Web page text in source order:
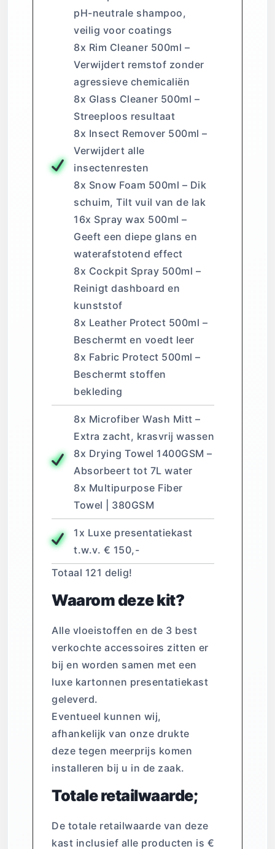
pH-neutrale shampoo,
veilig voor coatings
8x Rim Cleaner 500ml –
Verwijdert remstof zonder
agressieve chemicaliën
8x Glass Cleaner 500ml –
Streeploos resultaat
8x Insect Remover 500ml –
Verwijdert alle
insectenresten
8x Snow Foam 500ml – Dik
schuim, Tilt vuil van de lak
16x Spray wax 500ml –
Geeft een diepe glans en
waterafstotend effect
8x Cockpit Spray 500ml –
Reinigt dashboard en
kunststof
8x Leather Protect 500ml –
Beschermt en voedt leer
8x Fabric Protect 500ml –
Beschermt stoffen
bekleding
8x Microfiber Wash Mitt –
Extra zacht, krasvrij wassen
8x Drying Towel 1400GSM –
Absorbeert tot 7L water
8x Multipurpose Fiber
Towel | 380GSM
1x Luxe presentatiekast
t.w.v. € 150,-
Totaal 121 delig!
Waarom deze kit?
Alle vloeistoffen en de 3 best
verkochte accessoires zitten er
bij en worden samen met een
luxe kartonnen presentatiekast
geleverd.
Eventueel kunnen wij,
afhankelijk van onze drukte
deze tegen meerprijs komen
installeren bij u in de zaak.
Totale retailwaarde;
De totale retailwaarde van deze
kast inclusief alle producten is €